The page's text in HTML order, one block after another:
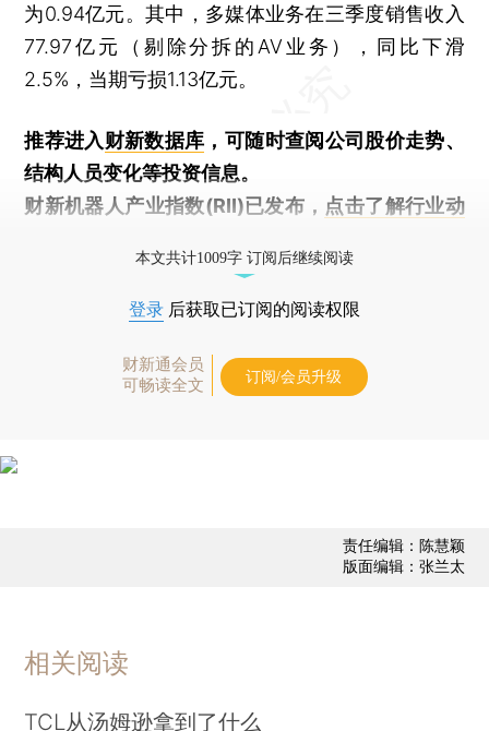
为0.94亿元。其中，多媒体业务在三季度销售收入
77.97亿元（剔除分拆的AV业务），同比下滑
2.5%，当期亏损1.13亿元。
推荐进入财新数据库 ，可随时查阅公司股价走势、
结构人员变化等投资信息。
财新机器人产业指数(RII)已发布， 点击了解行业动
本文共计1009字 订阅后继续阅读
登录 后获取已订阅的阅读权限
财新通会员
可畅读全文
订阅/会员升级
责任编辑：陈慧颖
版面编辑：张兰太
相关阅读
TCL从汤姆逊拿到了什么